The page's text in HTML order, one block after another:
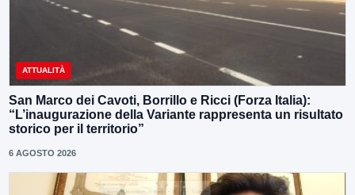
ATTUALITÀ
San Marco dei Cavoti, Borrillo e Ricci (Forza Italia):
“L’inaugurazione della Variante rappresenta un risultato
storico per il territorio”
6 AGOSTO 2026